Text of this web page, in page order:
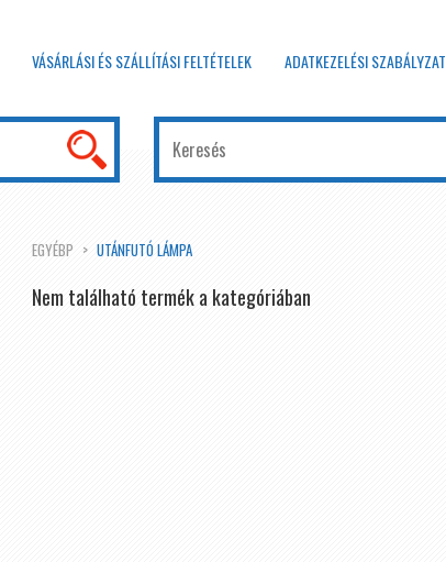
VÁSÁRLÁSI ÉS SZÁLLÍTÁSI FELTÉTELEK ADATKEZELÉSI SZABÁLYZAT
EGYÉBP UTÁNFUTÓ LÁMPA
Nem található termék a kategóriában